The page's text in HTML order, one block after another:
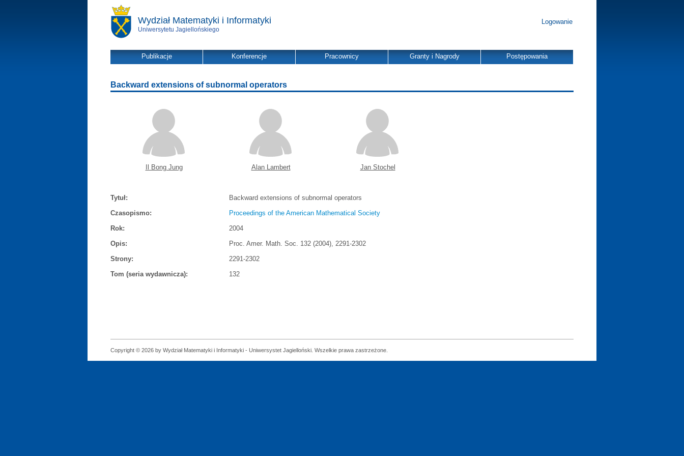
Wydział Matematyki i Informatyki
Uniwersytetu Jagiellońskiego
Logowanie
Publikacje Konferencje Pracownicy Granty i Nagrody Postępowania
Backward extensions of subnormal operators
Il Bong Jung Alan Lambert Jan Stochel
Tytuł:
Backward extensions of subnormal operators
Czasopismo:
Proceedings of the American Mathematical Society
Rok:
2004
Opis:
Proc. Amer. Math. Soc. 132 (2004), 2291-2302
Strony:
2291-2302
Tom (seria wydawnicza):
132
Copyright © 2026 by Wydział Matematyki i Informatyki - Uniwersystet Jagielloński. Wszelkie prawa zastrzeżone.